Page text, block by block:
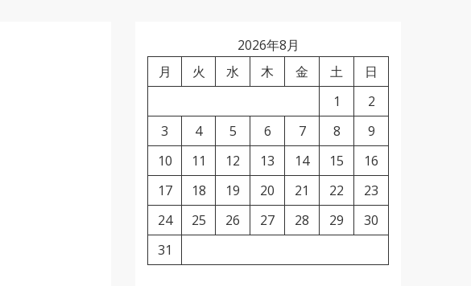
2026年8月
月
火 水 木 金 土
日
1
2
3
4 5 6 7 8
9
10
11 12 13 14 15
16
17
18 19 20 21 22
23
24
25 26 27 28 29
30
31